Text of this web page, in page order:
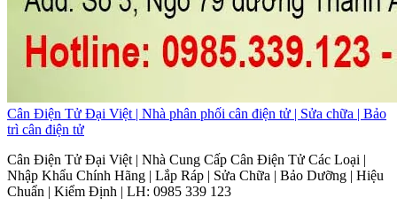
Cân Điện Tử Đại Việt | Nhà phân phối cân điện tử | Sửa chữa | Bảo
trì cân điện tử
Cân Điện Tử Đại Việt | Nhà Cung Cấp Cân Điện Tử Các Loại |
Nhập Khẩu Chính Hãng | Lắp Ráp | Sửa Chữa | Bảo Dưỡng | Hiệu
Chuẩn | Kiểm Định | LH: 0985 339 123